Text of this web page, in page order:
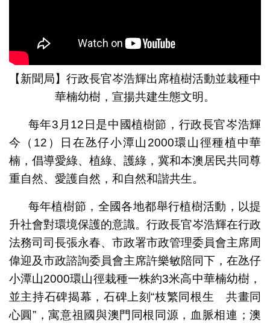
【新聞局】行政長官岑浩輝出席植樹活動並栽種中
華楠幼樹，宣揚共建生態文明。
每年3月12日是中國植樹節，行政長官岑浩輝
今（12）日在氹仔小潭山2000環山徑種植中華
楠，倡導愛綠、植綠、護綠，冀和本澳居民共同尊
重自然、愛護自然，和自然和諧共生。
每年植樹節，全國各地都舉行植樹活動，以提
升社會對環境保護的意識。行政長官岑浩輝在行政
法務司司長張永春、市政署市政管理委員會主席周
偉迎及市政諮詢委員會主席許樂敏陪同下，在氹仔
小潭山2000環山徑栽種一株約3米高中華楠幼樹，
並主持石碑揭幕，石碑上刻“枝繁同根生 共畫同
心圓”，寓意祖國與澳門同根同源，血脈相連；澳